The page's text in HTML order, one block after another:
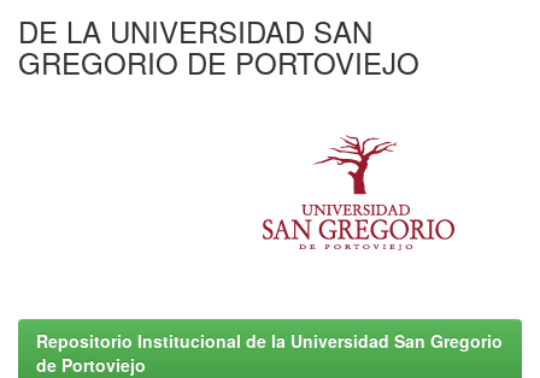
DE LA UNIVERSIDAD SAN
GREGORIO DE PORTOVIEJO
Repositorio Institucional de la Universidad San Gregorio
de Portoviejo